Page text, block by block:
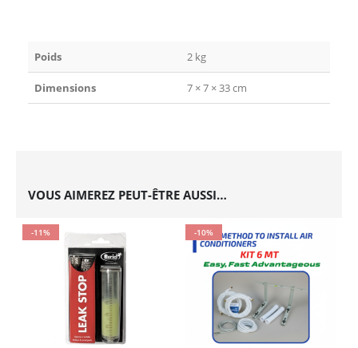
Poids 2 kg
Dimensions 7 × 7 × 33 cm
VOUS AIMEREZ PEUT-ÊTRE AUSSI…
-11% -10%